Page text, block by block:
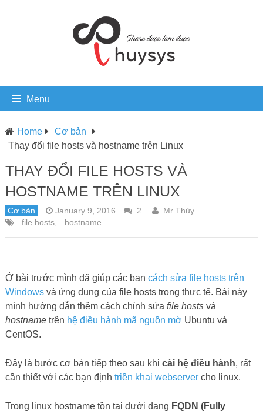
Menu
Home
Cơ bản
Thay đổi file hosts và hostname trên Linux
THAY ĐỔI FILE HOSTS VÀ
HOSTNAME TRÊN LINUX
Cơ bản January 9, 2016 2
Mr Thủy
file hosts, hostname
Ở bài trước mình đã giúp các bạn cách sửa file hosts trên
Windowsvà ứng dụng của file hosts trong thực tế. Bài này
mình hướng dẫn thêm cách chỉnh sửa file hostsvà
hostnametrên hệ điều hành mã nguồn mờ Ubuntu và
CentOS.
Đây là bước cơ bản tiếp theo sau khi cài hệ điều hành, rất
cần thiết với các bạn định triền khai webservercho linux.
Trong linux hostname tồn tại dưới dạng FQDN (Fully